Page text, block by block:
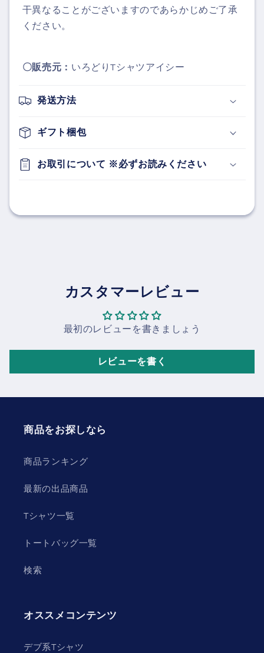
干異なることがございますのであらかじめご了承
ください。
〇販売元： いろどりTシャツアイシー
発送方法
ギフト梱包
お取引について ※必ずお読みください
カスタマーレビュー
最初のレビューを書きましょう
レビューを書く
商品をお探しなら
商品ランキング
最新の出品商品
Tシャツ一覧
トートバッグ一覧
検索
オススメコンテンツ
デブ系Tシャツ